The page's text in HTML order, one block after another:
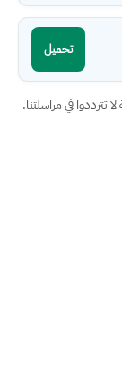
تحميل
في مراسلتنا.